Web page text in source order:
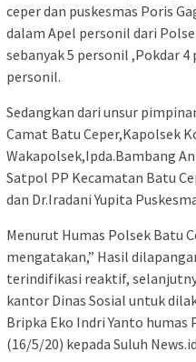
ceper dan puskesmas Poris
dalam Apel personil dari
sebanyak 5 personil ,Pokdar
personil.
Sedangkan dari unsur
Camat Batu Ceper,Kapolsek
Wakapolsek,Ipda.Bambang
Satpol PP Kecamatan Batu
dan Dr.Iradani Yupita
Menurut Humas Polsek Batu
mengatakan,” Hasil
terindifikasi reaktif,
kantor Dinas Sosial untuk
Bripka Eko Indri Yanto humas
(16/5/20) kepada Suluh